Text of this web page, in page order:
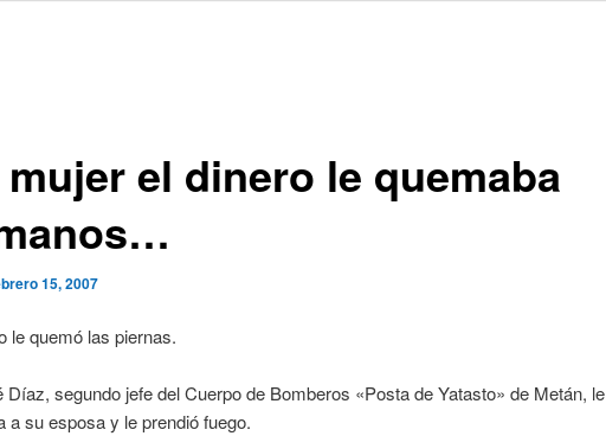
el dinero le quemaba
15, 2007
le quemó las piernas.
Díaz, segundo jefe del Cuerpo de Bomberos «Posta de Yatasto» de Metán, le
a su esposa y le prendió fuego.